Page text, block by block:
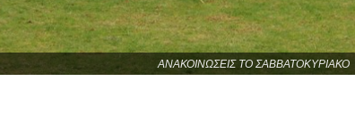
ΑΝΑΚΟΙΝΩΣΕΙΣ ΤΟ ΣΑΒΒΑΤΟΚΥΡΙΑΚΟ